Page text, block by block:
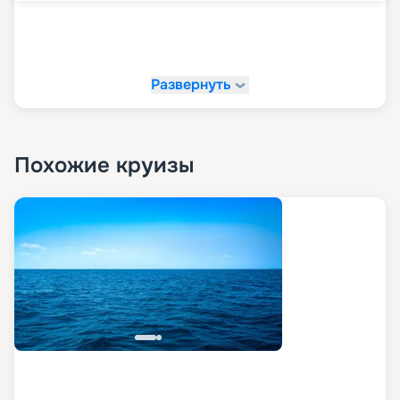
Развернуть
Похожие круизы